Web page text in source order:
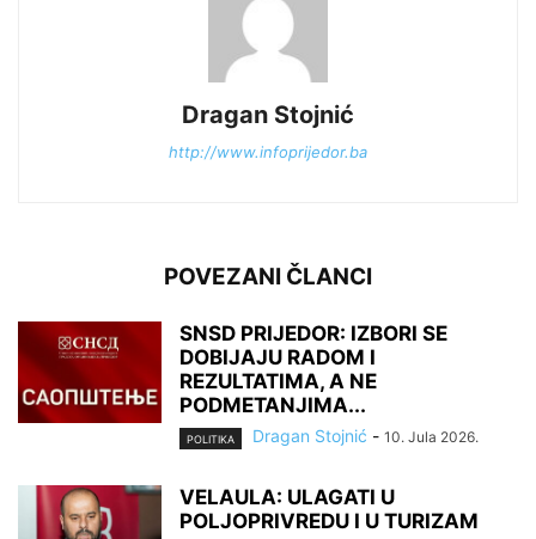
Dragan Stojnić
http://www.infoprijedor.ba
POVEZANI ČLANCI
SNSD PRIJEDOR: IZBORI SE
DOBIJAJU RADOM I
REZULTATIMA, A NE
PODMETANJIMA...
POLITIKA Dragan Stojnić - 10. Jula 2026.
VELAULA: ULAGATI U
POLJOPRIVREDU I U TURIZAM